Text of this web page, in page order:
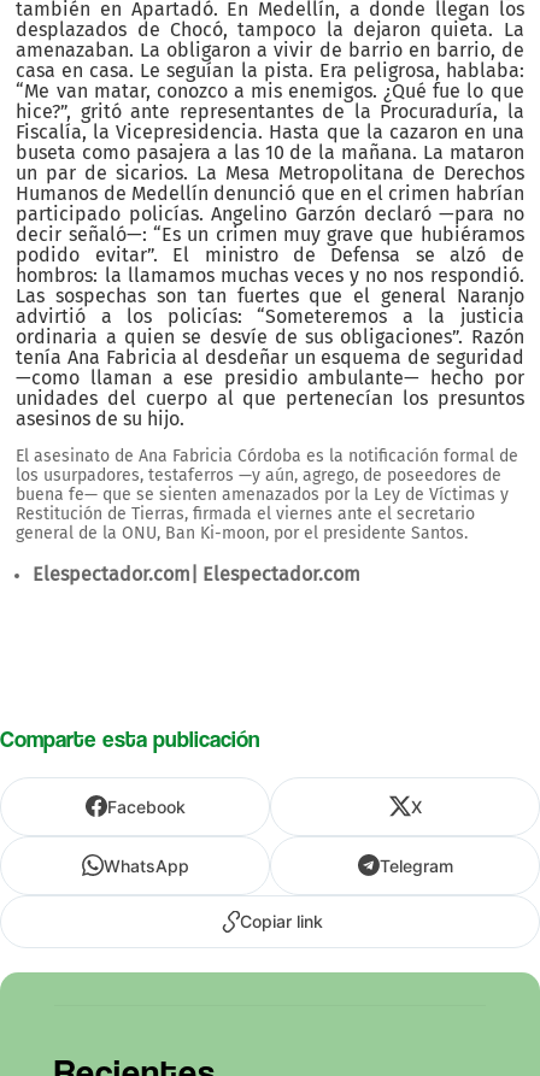
también en Apartadó. En Medellín, a donde llegan los
desplazados de Chocó, tampoco la dejaron quieta. La
amenazaban. La obligaron a vivir de barrio en barrio, de
casa en casa. Le seguían la pista. Era peligrosa, hablaba:
“Me van matar, conozco a mis enemigos. ¿Qué fue lo que
hice?”, gritó ante representantes de la Procuraduría, la
Fiscalía, la Vicepresidencia. Hasta que la cazaron en una
buseta como pasajera a las 10 de la mañana. La mataron
un par de sicarios. La Mesa Metropolitana de Derechos
Humanos de Medellín denunció que en el crimen habrían
participado policías. Angelino Garzón declaró —para no
decir señaló—: “Es un crimen muy grave que hubiéramos
podido evitar”. El ministro de Defensa se alzó de
hombros: la llamamos muchas veces y no nos respondió.
Las sospechas son tan fuertes que el general Naranjo
advirtió a los policías: “Someteremos a la justicia
ordinaria a quien se desvíe de sus obligaciones”. Razón
tenía Ana Fabricia al desdeñar un esquema de seguridad
—como llaman a ese presidio ambulante— hecho por
unidades del cuerpo al que pertenecían los presuntos
asesinos de su hijo.
El asesinato de Ana Fabricia Córdoba es la notificación formal de
los usurpadores, testaferros —y aún, agrego, de poseedores de
buena fe— que se sienten amenazados por la Ley de Víctimas y
Restitución de Tierras, firmada el viernes ante el secretario
general de la ONU, Ban Ki-moon, por el presidente Santos.
Elespectador.com| Elespectador.com
Comparte esta publicación
Facebook X
WhatsApp Telegram
Copiar link